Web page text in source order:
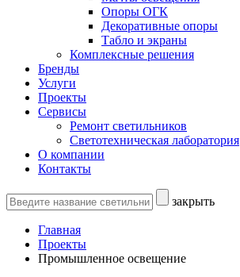
Опоры ОГК
Декоративные опоры
Табло и экраны
Комплексные решения
Бренды
Услуги
Проекты
Сервисы
Ремонт светильников
Светотехническая лаборатория
О компании
Контакты
закрыть
Главная
Проекты
Промышленное освещение